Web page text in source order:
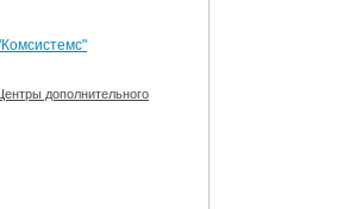
дополнительного